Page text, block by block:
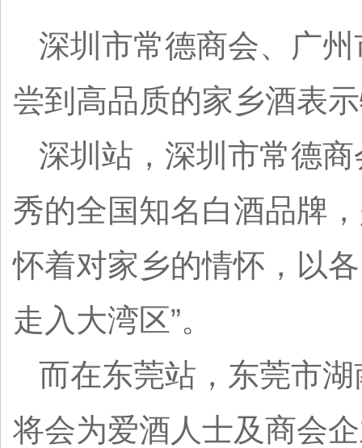
深圳市常德商会、广
尝到高品质的家乡酒表
深圳站，深圳市常德
秀的全国知名白酒品牌
怀着对家乡的情怀，以
走入大湾区”。
而在东莞站，东莞市
将会为爱酒人士及商会